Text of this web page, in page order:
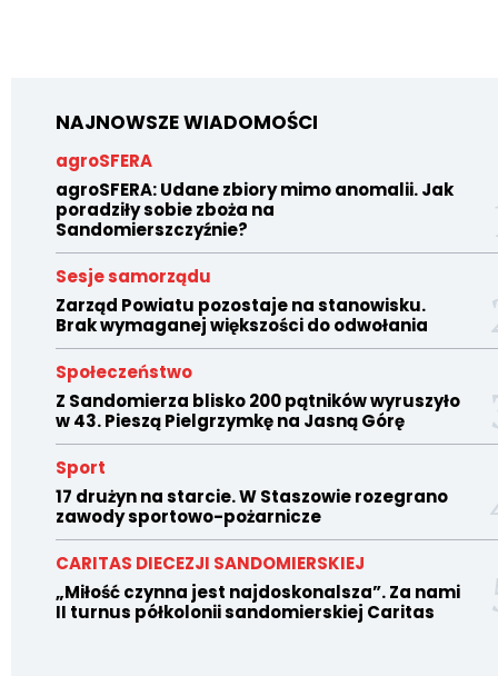
NAJNOWSZE WIADOMOŚCI
agroSFERA
agroSFERA: Udane zbiory mimo anomalii. Jak
poradziły sobie zboża na
Sandomierszczyźnie?
Sesje samorządu
Zarząd Powiatu pozostaje na stanowisku.
Brak wymaganej większości do odwołania
Społeczeństwo
Z Sandomierza blisko 200 pątników wyruszyło
w 43. Pieszą Pielgrzymkę na Jasną Górę
Sport
17 drużyn na starcie. W Staszowie rozegrano
zawody sportowo-pożarnicze
CARITAS DIECEZJI SANDOMIERSKIEJ
„Miłość czynna jest najdoskonalsza”. Za nami
II turnus półkolonii sandomierskiej Caritas